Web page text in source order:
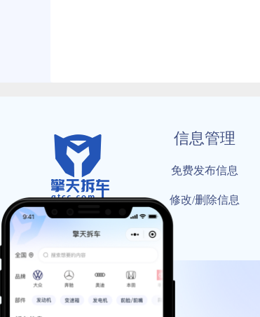
信息管理
免费发布信息
修改/删除信息